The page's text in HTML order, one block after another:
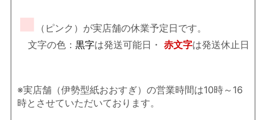
■
（ピンク）が実店舗の休業予定日です。
文字の色： 黒字は発送可能日・ 赤文字は発送休止日
※実店舗（伊勢型紙おおすぎ）の営業時間は10時～16
時とさせていただいております。